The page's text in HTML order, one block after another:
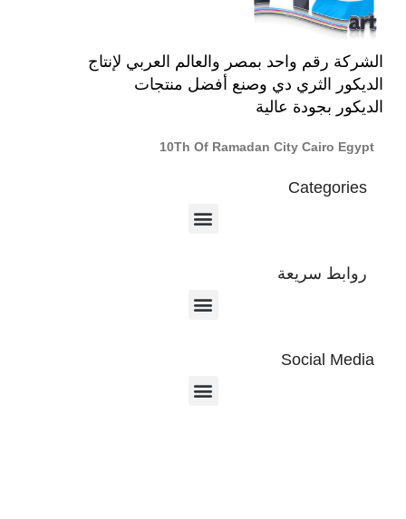
الشركة رقم واحد بمصر والعالم العربي لإنتاج
الديكور الثري دي وصنع أفضل منتجات
الديكور بجودة عالية
10Th Of Ramadan City Cairo Egypt
Categories
روابط سريعة
Social Media